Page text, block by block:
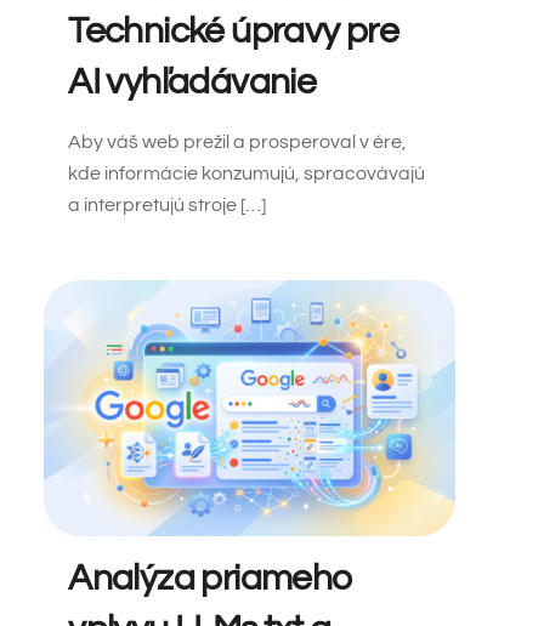
Technické úpravy pre
AI vyhľadávanie
Aby váš web prežil a prosperoval v ére,
kde informácie konzumujú, spracovávajú
a interpretujú stroje […]
Analýza priameho